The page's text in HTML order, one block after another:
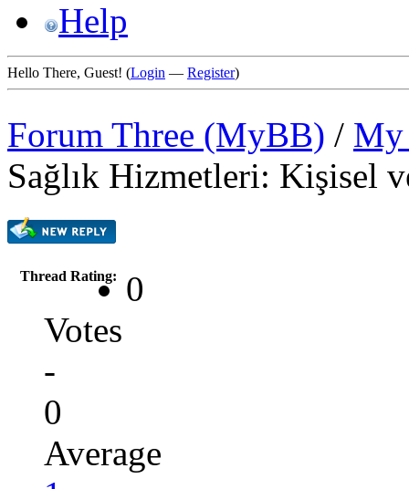
Help
Hello There, Guest! (Login — Register)
Forum Three (MyBB) / My
Sağlık Hizmetleri: Kişisel
Thread Rating:
0
Votes
-
0
Average